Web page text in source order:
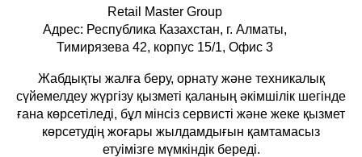
Retail Master Group
Адрес: Республика Казахстан, г. Алматы,
Тимирязева 42, корпус 15/1, Офис 3
Жабдықты жалға беру, орнату және техникалық
сүйемелдеу жүргізу қызметі қаланың әкімшілік шегінде
ғана көрсетіледі, бұл мінсіз сервисті және жеке қызмет
көрсетудің жоғары жылдамдығын қамтамасыз
етуімізге мүмкіндік береді.